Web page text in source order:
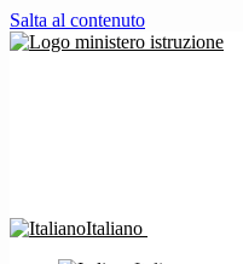
Salta al contenuto
Italiano